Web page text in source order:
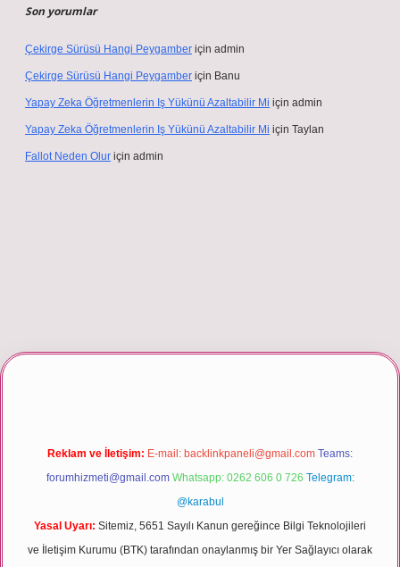
Son yorumlar
Çekirge Sürüsü Hangi Peygamber için admin
Çekirge Sürüsü Hangi Peygamber için Banu
Yapay Zeka Öğretmenlerin Iş Yükünü Azaltabilir Mi için admin
Yapay Zeka Öğretmenlerin Iş Yükünü Azaltabilir Mi için Taylan
Fallot Neden Olur için admin
giriş
Reklam ve İletişim: E-mail: backlinkpaneli@gmail.com Teams:
forumhizmeti@gmail.com Whatsapp: 0262 606 0 726 Telegram:
@karabul
Yasal Uyarı: Sitemiz, 5651 Sayılı Kanun gereğince Bilgi Teknolojileri
ve İletişim Kurumu (BTK) tarafından onaylanmış bir Yer Sağlayıcı olarak